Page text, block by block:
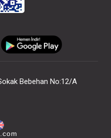
Bebehan No:12/A